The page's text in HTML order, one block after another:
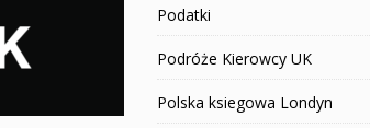
Podatki
Podróże Kierowcy UK
Polska ksiegowa Londyn